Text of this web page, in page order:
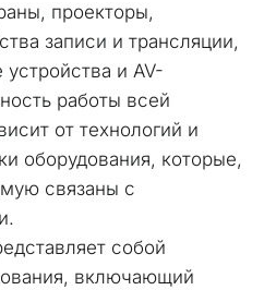
проекторы,
записи и трансляции,
и AV-
работы всей
от технологий и
оборудования, которые,
связаны с
собой
включающий